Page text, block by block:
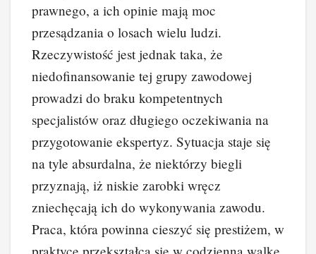
prawnego, a ich opinie mają moc
przesądzania o losach wielu ludzi.
Rzeczywistość jest jednak taka, że
niedofinansowanie tej grupy zawodowej
prowadzi do braku kompetentnych
specjalistów oraz długiego oczekiwania na
przygotowanie ekspertyz. Sytuacja staje się
na tyle absurdalna, że niektórzy biegli
przyznają, iż niskie zarobki wręcz
zniechęcają ich do wykonywania zawodu.
Praca, która powinna cieszyć się prestiżem, w
praktyce przekształca się w codzienną walkę